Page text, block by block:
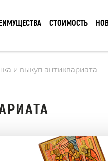
СТОИМОСТЬ
и выкуп антиквариата